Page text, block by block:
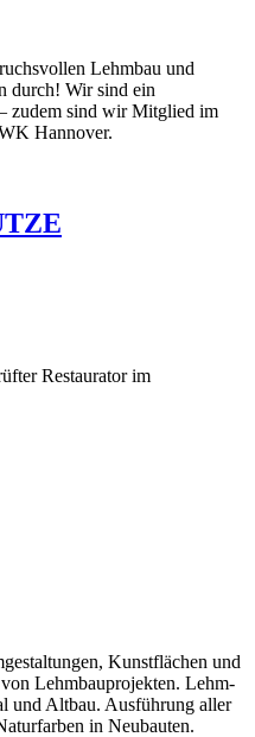
Lehmbau und
durch! Wir sind ein
zudem sind wir Mitglied im
Hannover.
Restaurator im
Kunstflächen und
Lehmbauprojekten. Lehm-
und Altbau. Ausführung aller
in Neubauten.